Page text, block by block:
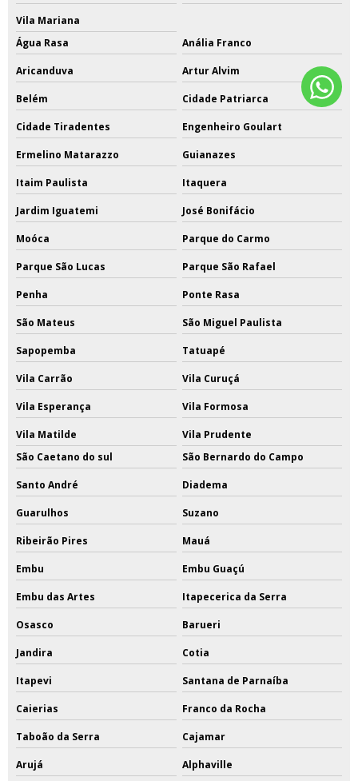
Vila Mariana
Água Rasa
Anália Franco
Aricanduva Artur Alvim
Belém Cidade Patriarca
Cidade Tiradentes Engenheiro Goulart
Ermelino Matarazzo Guianazes
Itaim Paulista Itaquera
Jardim Iguatemi José Bonifácio
Moóca Parque do Carmo
Parque São Lucas Parque São Rafael
Penha Ponte Rasa
São Mateus São Miguel Paulista
Sapopemba Tatuapé
Vila Carrão Vila Curuçá
Vila Esperança Vila Formosa
Vila Matilde
Vila Prudente
São Caetano do sul
São Bernardo do Campo
Santo André Diadema
Guarulhos Suzano
Ribeirão Pires Mauá
Embu Embu Guaçú
Embu das Artes Itapecerica da Serra
Osasco Barueri
Jandira Cotia
Itapevi Santana de Parnaíba
Caierias Franco da Rocha
Taboão da Serra Cajamar
Arujá Alphaville